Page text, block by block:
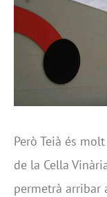
Però Teià és
de la Cella
permetrà arribar